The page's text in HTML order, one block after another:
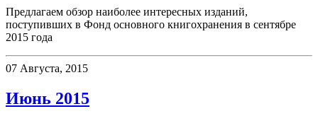
Предлагаем обзор наиболее интересных изданий,
поступивших в Фонд основного книгохранения в сентябре
2015 года
07 Августа, 2015
Июнь 2015